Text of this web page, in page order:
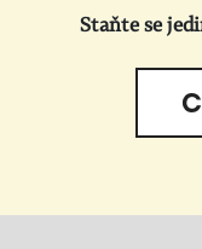
Staňte se